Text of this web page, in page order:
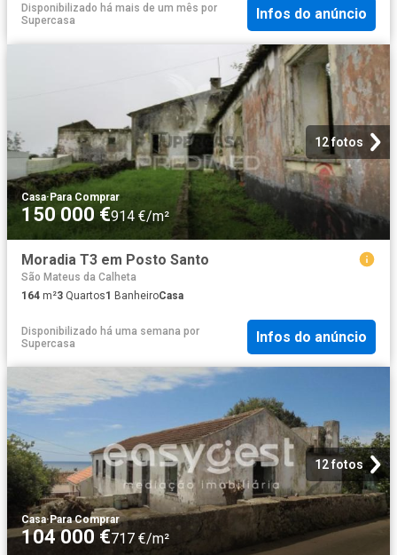
Disponibilizado há mais de um mês por
Supercasa
Infos do anúncio
12 fotos
Casa·Para Comprar
150 000 €914 €/m²
Moradia T3 em Posto Santo
São Mateus da Calheta
164 m²3 Quartos1 BanheiroCasa
Disponibilizado há uma semana por
Supercasa
Infos do anúncio
12 fotos
Casa·Para Comprar
104 000 €717 €/m²